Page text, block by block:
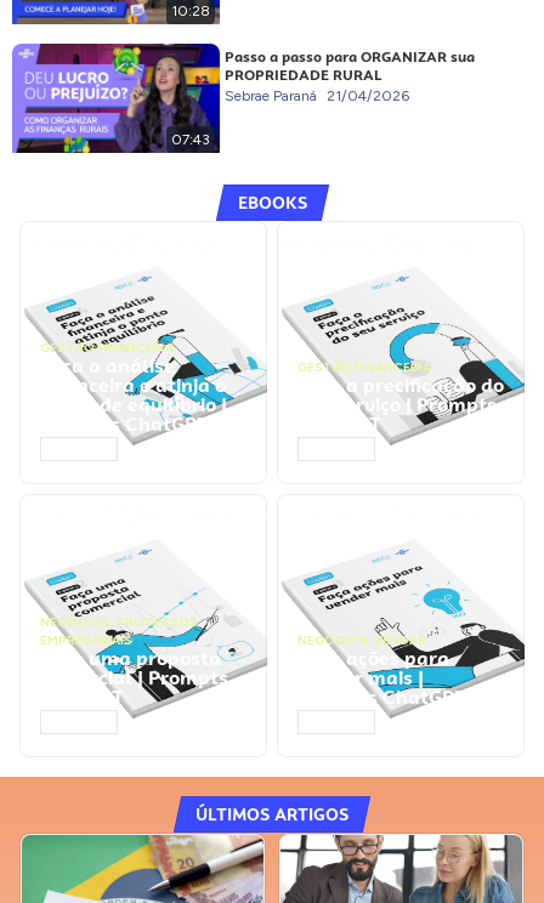
10:28
07:43
Passo a passo para ORGANIZAR sua
PROPRIEDADE RURAL
Sebrae Paraná 21/04/2026
EBOOKS
GESTÃO FINANCEIRA
Faça a análise
financeira e atinja o
ponto de equilíbrio |
Prompts ChatGPT
GESTÃO FINANCEIRA
Faça a precificação do
seu serviço | Prompts
ChatGPT
NEGÓCIOS, PROCESSOS
EMPRESARIAIS
Faça uma proposta
comercial | Prompts
ChatGPT
NEGÓCIOS, VENDAS
Faça ações para
vender mais |
Prompts ChatGPT
ÚLTIMOS ARTIGOS